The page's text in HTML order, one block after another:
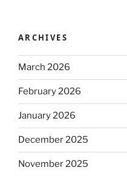
ARCHIVES
March 2026
February 2026
January 2026
December 2025
November 2025